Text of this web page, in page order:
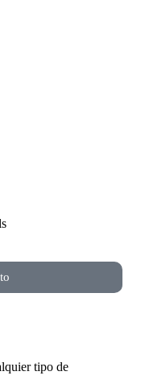
tipo de